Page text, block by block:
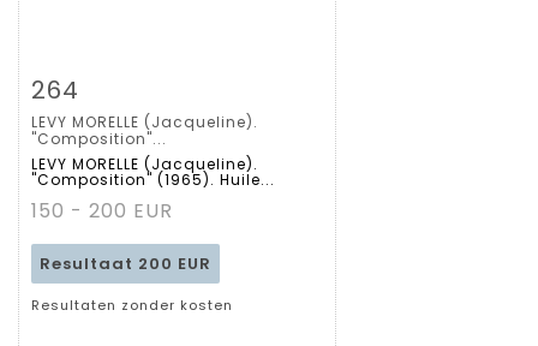
Gedetailleerde
fiche
264
LEVY MORELLE (Jacqueline).
"Composition"...
LEVY MORELLE (Jacqueline).
"Composition" (1965). Huile...
150 - 200 EUR
Resultaat 200 EUR
Resultaten zonder kosten